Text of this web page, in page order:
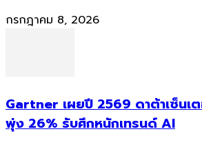
กรกฎาคม 8, 2026
Gartner เผยปี 2569 ดาต้าเซ็นเต
พุ่ง 26% รับศึกหนักเทรนด์ AI